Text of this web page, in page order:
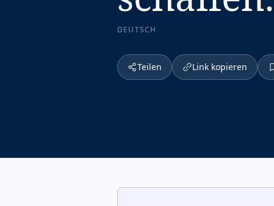
DEUTSCH
Teilen Link kopieren